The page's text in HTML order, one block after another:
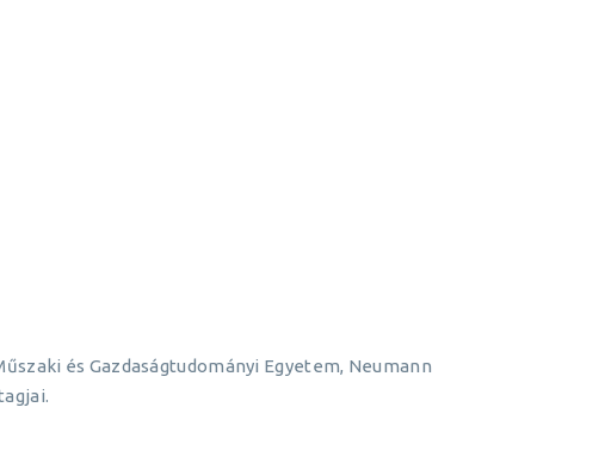
és Gazdaságtudományi Egyetem, Neumann